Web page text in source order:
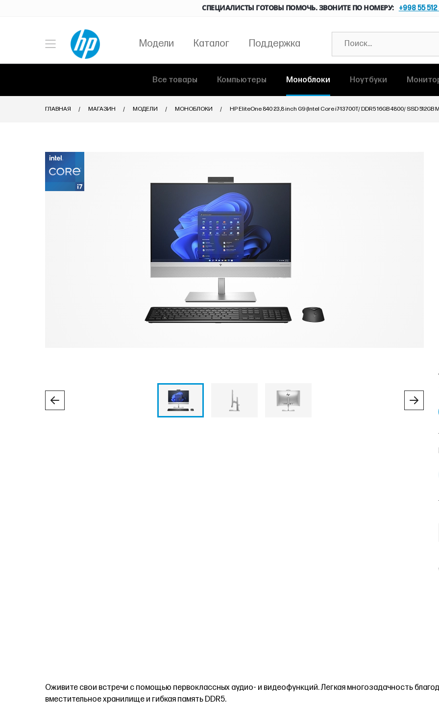
СПЕЦИАЛИСТЫ ГОТОВЫ ПОМОЧЬ. ЗВОНИТЕ ПО НОМЕРУ: +998 55
Модели Каталог Поддержка
Все товары Компьютеры Моноблоки Ноутбуки
ГЛАВНАЯ МАГАЗИН МОДЕЛИ МОНОБЛОКИ HP EliteOne 840 23,8 inch G9 (Intel Core i7-13700T/ DDR5 16GB 4800/ SSD 512GB
Оживите свои встречи с помощью первоклассных аудио- и видеофункций. Легкая многозадачность
вместительное хранилище и гибкая память DDR5.